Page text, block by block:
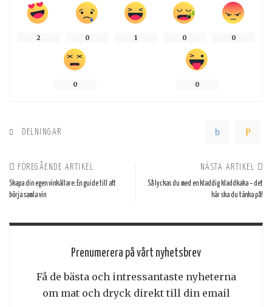
2 0 1 0 0
0 0
DELNINGAR
FÖREGÅENDE ARTIKEL
Skapa din egen vinkällare: En guide till att
börja samla vin
NÄSTA ARTIKEL
Så lyckas du med en kladdig kladdkaka – det
här ska du tänka på!
Prenumerera på vårt nyhetsbrev
Få de bästa och intressantaste nyheterna
om mat och dryck direkt till din email